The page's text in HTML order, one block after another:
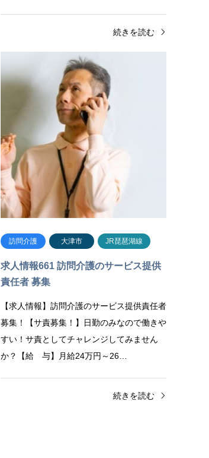
続きを読む
訪問介護 大津市 JR琵琶湖線
求人情報661 訪問介護のサービス提供
責任者 募集
【求人情報】訪問介護のサービス提供責任者
募集！【サ責募集！】日勤のみなので働きや
すい！サ責としてチャレンジしてみません
か？【給 与】月給24万円～26…
続きを読む